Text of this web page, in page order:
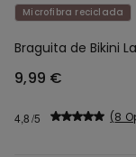
Microfibra reciclada
Braguita de Bikini
9,99 €
4,8 8